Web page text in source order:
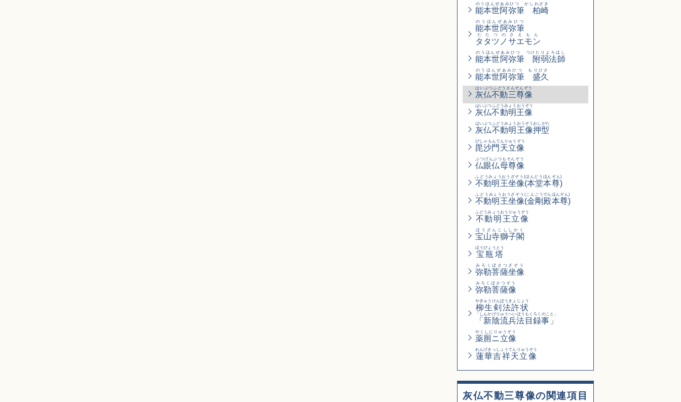
能本世阿弥筆 柏崎
のうほんぜあみひつ かしわざき
能本世阿弥筆
のうほんぜあみひつ
タタツノサエモン
たたつのさえもん
能本世阿弥筆 附弱法師
のうほんぜあみひつ つけたりよろほし
能本世阿弥筆 盛久
のうほんぜあみひつ もりひさ
灰仏不動三尊像
はいぶつふどうさんぞんぞう
灰仏不動明王像
はいぶつふどうみょうおうぞう
灰仏不動明王像押型
はいぶつふどうみょうおうぞうおしがた
毘沙門天立像
びしゃもんてんりゅうぞう
仏眼仏母尊像
ぶつげんぶつもそんぞう
不動明王坐像(本堂本尊)
ふどうみょうおうざぞう(ほんどうほんぞん)
不動明王坐像
ふどうみょうおうざぞう
(金剛殿本尊)
(こんごうでんほんぞん)
不動明王立像
ふどうみょうおうりゅうぞう
宝山寺獅子閣
ほうざんじししかく
宝瓶塔
ほうびょうとう
弥勒菩薩坐像
みろくぼさつざぞう
弥勒菩薩像
みろくぼさつぞう
柳生剣法許状
やぎゅうけんぽうきょじょう
「新陰流兵法目録事」
「しんかげりゅうへいほうもくろくのこと」
薬厠ニ立像
やくしにりゅうぞう
蓮華吉祥天立像
れんげきっしょうてんりゅうぞう
灰仏不動三尊像の関連項目